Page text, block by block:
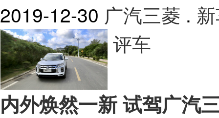
2019-12-30 广汽三菱 .
评车
内外焕然一新 试驾广汽